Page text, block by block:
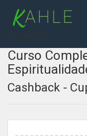
Curso
Cashback -